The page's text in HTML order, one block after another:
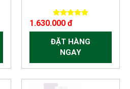
1.630.000 đ
ĐẶT HÀNG
NGAY